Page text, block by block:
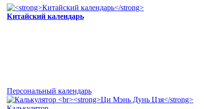
Китайский календарь
Персональный календарь